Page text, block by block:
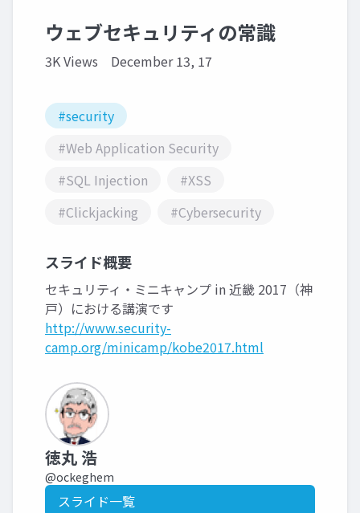
ウェブセキュリティの常識
3K Views December 13, 17
#security
#Web Application Security
#SQL Injection
#XSS
#Clickjacking
#Cybersecurity
スライド概要
セキュリティ・ミニキャンプ in 近畿 2017（神
戸）における講演です
http://www.security-
camp.org/minicamp/kobe2017.html
徳丸 浩
@ockeghem
スライド一覧